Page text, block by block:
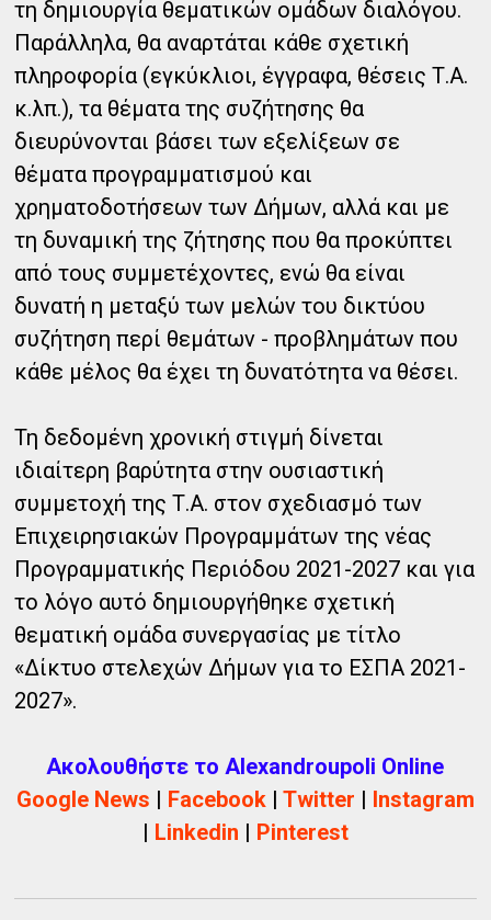
τη δημιουργία θεματικών ομάδων διαλόγου.
Παράλληλα, θα αναρτάται κάθε σχετική
πληροφορία (εγκύκλιοι, έγγραφα, θέσεις Τ.Α.
κ.λπ.), τα θέματα της συζήτησης θα
διευρύνονται βάσει των εξελίξεων σε
θέματα προγραμματισμού και
χρηματοδοτήσεων των Δήμων, αλλά και με
τη δυναμική της ζήτησης που θα προκύπτει
από τους συμμετέχοντες, ενώ θα είναι
δυνατή η μεταξύ των μελών του δικτύου
συζήτηση περί θεμάτων - προβλημάτων που
κάθε μέλος θα έχει τη δυνατότητα να θέσει.
Τη δεδομένη χρονική στιγμή δίνεται
ιδιαίτερη βαρύτητα στην ουσιαστική
συμμετοχή της Τ.Α. στον σχεδιασμό των
Επιχειρησιακών Προγραμμάτων της νέας
Προγραμματικής Περιόδου 2021-2027 και για
το λόγο αυτό δημιουργήθηκε σχετική
θεματική ομάδα συνεργασίας με τίτλο
«Δίκτυο στελεχών Δήμων για το ΕΣΠΑ 2021-
2027».
Ακολουθήστε το Alexandroupoli Online
Google News | Facebook| Twitter | Instagram
| Linkedin | Pinterest